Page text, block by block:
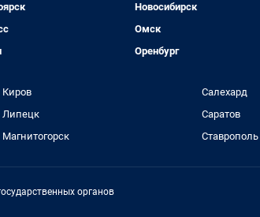
Новосибирск
Омск
Оренбург
Киров
Липецк
Магнитогорск
Салехард
Саратов
Ставрополь
органов